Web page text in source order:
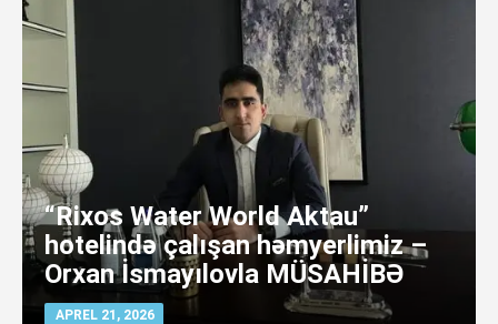
“Rixos Water World Aktau”
hotelində çalışan həmyerlimiz –
Orxan İsmayılovla MÜSAHİBƏ
APREL 21, 2026